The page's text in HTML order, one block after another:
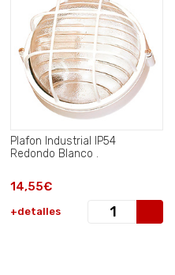
Plafon Industrial IP54
Redondo Blanco .
14,55€
+detalles